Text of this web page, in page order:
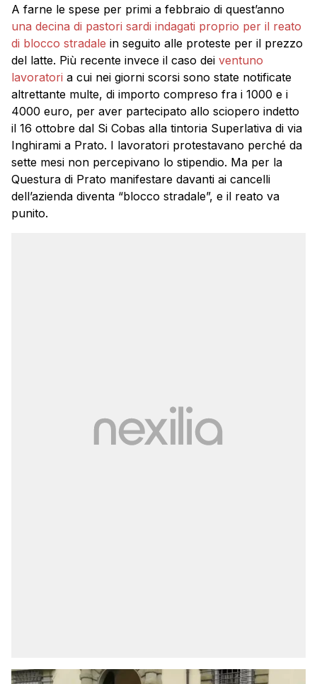
A farne le spese per primi a febbraio di quest’anno
una decina di pastori sardi indagati proprio per il reato
di blocco stradale in seguito alle proteste per il prezzo
del latte. Più recente invece il caso dei ventuno
lavoratori a cui nei giorni scorsi sono state notificate
altrettante multe, di importo compreso fra i 1000 e i
4000 euro, per aver partecipato allo sciopero indetto
il 16 ottobre dal Si Cobas alla tintoria Superlativa di via
Inghirami a Prato. I lavoratori protestavano perché da
sette mesi non percepivano lo stipendio. Ma per la
Questura di Prato manifestare davanti ai cancelli
dell’azienda diventa “blocco stradale”, e il reato va
punito.